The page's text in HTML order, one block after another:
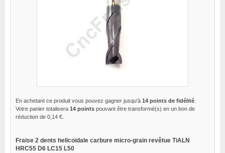
En achetant ce produit vous pouvez gagner jusqu'à 14 points de fidélité
Votre panier totalisera 14 points pouvant être transformé(s) en un bon de
réduction de 0,14 €
Fraise 2 dents helicoïdale carbure micro-grain revêtue TiALN
HRC55 D6 LC15 L50